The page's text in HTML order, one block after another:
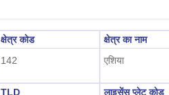
क्षेत्र कोड
142
क्षेत्र का नाम
एशिया
TLD
लाइसेंस प्लेट कोड